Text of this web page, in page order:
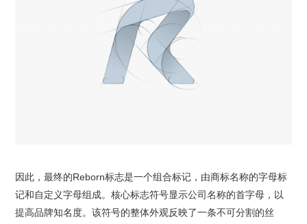
因此，最终的Reborn标志是一个组合标记，由商标名称的字母标
记和自定义字母组成。核心标志符号显示公司名称的首字母，以
提高品牌知名度。该符号的整体外观反映了一条不可分割的丝